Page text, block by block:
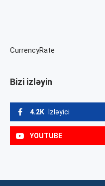
CurrencyRate
Bizi izləyin
4.2K İzləyici
YOUTUBE